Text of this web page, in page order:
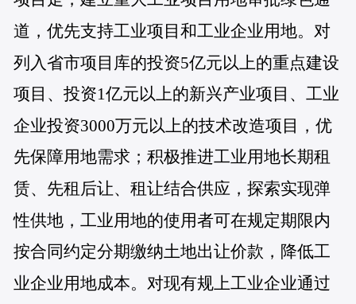
道，优先支持工业项目和工业企业用地。对
列入省市项目库的投资5亿元以上的重点建设
项目、投资1亿元以上的新兴产业项目、工业
企业投资3000万元以上的技术改造项目，优
先保障用地需求；积极推进工业用地长期租
赁、先租后让、租让结合供应，探索实现弹
性供地，工业用地的使用者可在规定期限内
按合同约定分期缴纳土地出让价款，降低工
业企业用地成本。对现有规上工业企业通过